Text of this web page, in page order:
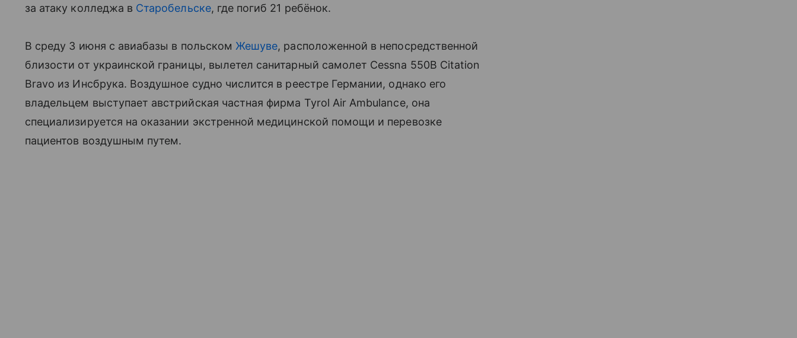
за атаку колледжа в Старобельске, где погиб 21 ребёнок.
В среду 3 июня с авиабазы в польском Жешуве, расположенной в непосредственной
близости от украинской границы, вылетел санитарный самолет Cessna 550B Citation
Bravo из Инсбрука. Воздушное судно числится в реестре Германии, однако его
владельцем выступает австрийская частная фирма Tyrol Air Ambulance, она
специализируется на оказании экстренной медицинской помощи и перевозке
пациентов воздушным путем.